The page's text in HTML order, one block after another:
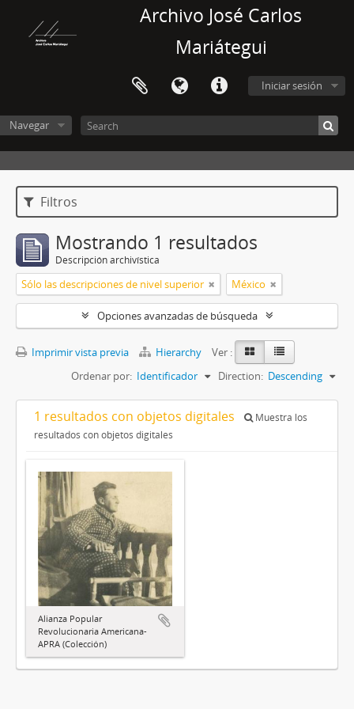
Archivo José Carlos
Mariátegui
Iniciar sesión
Navegar
Filtros
Mostrando 1 resultados
Descripción archivística
Sólo las descripciones de nivel superior México
Opciones avanzadas de búsqueda
Imprimir vista previa Hierarchy
Ver :
Ordenar por: Identificador Direction: Descending
1 resultados con objetos digitales
Muestra los
resultados con objetos digitales
Alianza Popular
Revolucionaria Americana-
APRA (Colección)